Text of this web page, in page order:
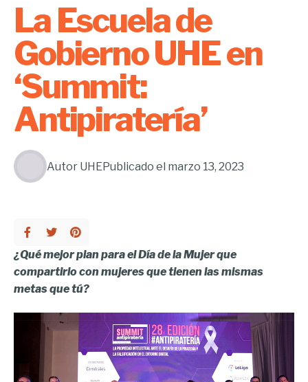
La Escuela de
Gobierno UHE en
‘Summit:
Antipiratería’
Autor UHEPublicado el marzo 13, 2023
¿Qué mejor plan para el Día de la Mujer que
compartirlo con mujeres que tienen las mismas
metas que tú?